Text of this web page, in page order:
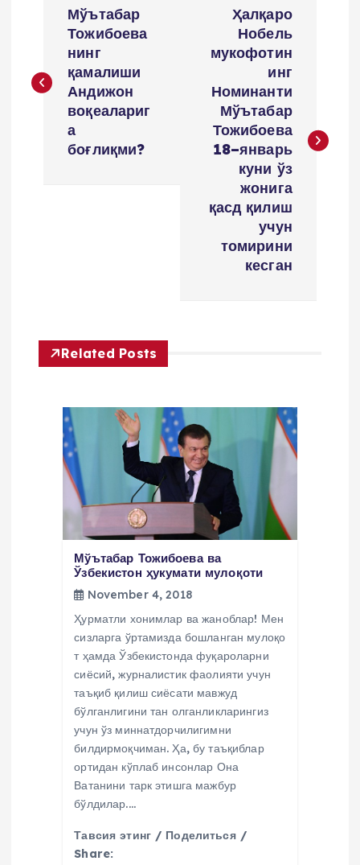
s
Мўътабар
Тожибоева
нинг
қамалиши
Андижон
воқеалариг
а
боғлиқми?
Ҳалқаро
Нобель
мукофотин
инг
Номинанти
Мўътабар
Тожибоева
18–январь
куни ўз
жонига
қасд қилиш
учун
томирини
кесган
Related Posts
Мўътабар Тожибоева ва
Ўзбекистон ҳукумати мулоқоти
November 4, 2018
Ҳурматли хонимлар ва жаноблар! Мен
сизларга ўртамизда бошланган мулоқо
т ҳамда Ўзбекистонда фуқароларни
сиёсий, журналистик фаолияти учун
таъқиб қилиш сиёсати мавжуд
бўлганлигини тан олганликларингиз
учун ўз миннатдорчилигимни
билдирмоқчиман. Ҳа, бу таъқиблар
ортидан кўплаб инсонлар Она
Ватанини тарк этишга мажбур
бўлдилар.…
Тавсия этинг / Поделиться /
Share: